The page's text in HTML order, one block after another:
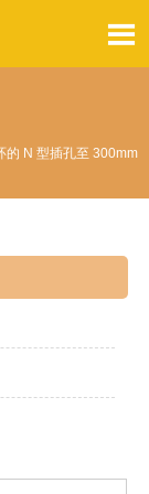

的 N 型插孔至 300mm